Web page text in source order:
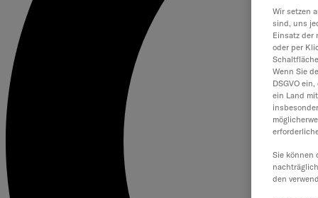
Wir setzen
sind, uns
Einsatz der
oder per
Wenn Sie
DSGVO
ein Land
Sie können
den